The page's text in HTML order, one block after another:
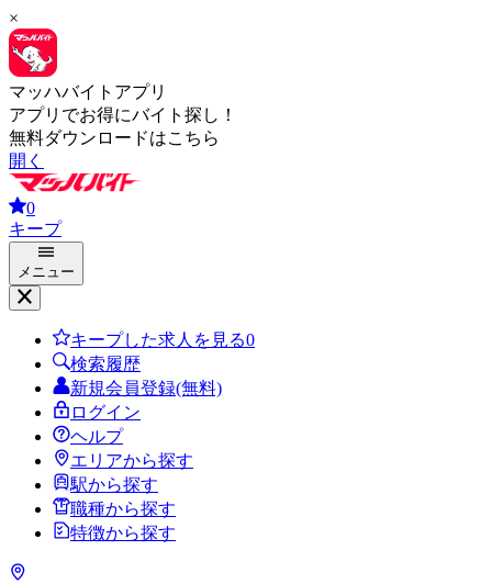
×
マッハバイトアプリ
アプリでお得にバイト探し！
無料ダウンロードはこちら
開く
0
キープ
メニュー
キープした求人を見る0
検索履歴
新規会員登録(無料)
ログイン
ヘルプ
エリアから探す
駅から探す
職種から探す
特徴から探す